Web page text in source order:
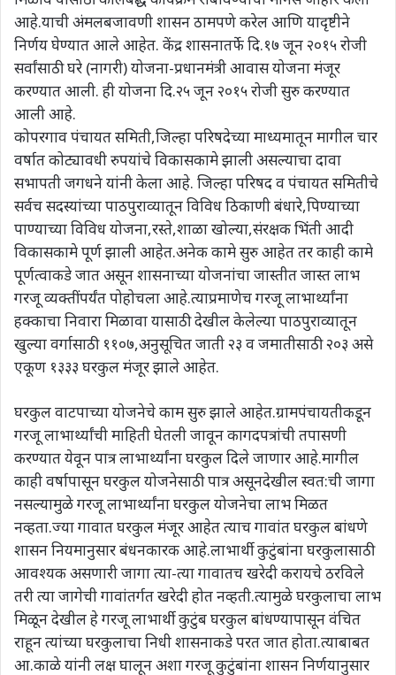
आहे.याची अंमलबजावणी शासन ठामपणे करेल आणि यादृष्टीने
निर्णय घेण्यात आले आहेत. केंद्र शासनातर्फे दि.१७ जून २०१५ रोजी
सर्वांसाठी घरे (नागरी) योजना-प्रधानमंत्री आवास योजना मंजूर
करण्यात आली. ही योजना दि.२५ जून २०१५ रोजी सुरु करण्यात
आली आहे.
कोपरगाव पंचायत समिती,जिल्हा परिषदेच्या माध्यमातून मागील चार
वर्षात कोट्यावधी रुपयांचे विकासकामे झाली असल्याचा दावा
सभापती जगधने यांनी केला आहे. जिल्हा परिषद व पंचायत समितीचे
सर्वच सदस्यांच्या पाठपुराव्यातून विविध ठिकाणी बंधारे,पिण्याच्या
पाण्याच्या विविध योजना,रस्ते,शाळा खोल्या,संरक्षक भिंती आदी
विकासकामे पूर्ण झाली आहेत.अनेक कामे सुरु आहेत तर काही कामे
पूर्णत्वाकडे जात असून शासनाच्या योजनांचा जास्तीत जास्त लाभ
गरजू व्यक्तींपर्यंत पोहोचला आहे.त्याप्रमाणेच गरजू लाभार्थ्यांना
हक्काचा निवारा मिळावा यासाठी देखील केलेल्या पाठपुराव्यातून
खुल्या वर्गासाठी ११०७,अनुसूचित जाती २३ व जमातीसाठी २०३ असे
एकूण १३३३ घरकुल मंजूर झाले आहेत.
घरकुल वाटपाच्या योजनेचे काम सुरु झाले आहेत.ग्रामपंचायतीकडून
गरजू लाभार्थ्यांची माहिती घेतली जावून कागदपत्रांची तपासणी
करण्यात येवून पात्र लाभार्थ्यांना घरकुल दिले जाणार आहे.मागील
काही वर्षापासून घरकुल योजनेसाठी पात्र असूनदेखील स्वत:ची जागा
नसल्यामुळे गरजू लाभार्थ्यांना घरकुल योजनेचा लाभ मिळत
नव्हता.ज्या गावात घरकुल मंजूर आहेत त्याच गावांत घरकुल बांधणे
शासन नियमानुसार बंधनकारक आहे.लाभार्थी कुटुंबांना घरकुलासाठी
आवश्यक असणारी जागा त्या-त्या गावातच खरेदी करायचे ठरविले
तरी त्या जागेची गावांतर्गत खरेदी होत नव्हती.त्यामुळे घरकुलाचा लाभ
मिळून देखील हे गरजू लाभार्थी कुटुंब घरकुल बांधण्यापासून वंचित
राहून त्यांच्या घरकुलाचा निधी शासनाकडे परत जात होता.त्याबाबत
आ.काळे यांनी लक्ष घालून अशा गरजू कुटुंबांना शासन निर्णयानुसार